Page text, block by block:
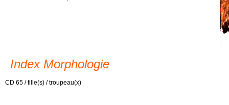
Index Morphologie
CD 65 / fille(s) / troupeau(x)